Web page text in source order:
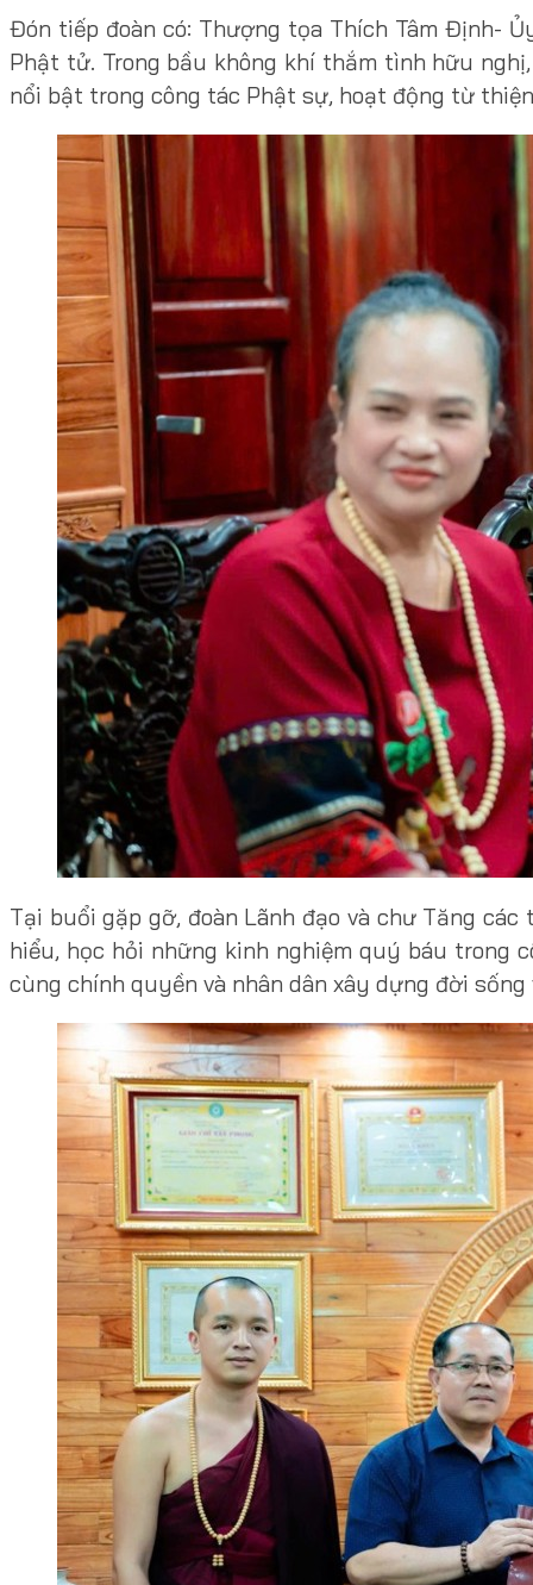
Đón tiếp đoàn có: Thượng tọa Thích Tâm Định-
Phật tử. Trong bầu không khí thắm tình hữu
nổi bật trong công tác Phật sự, hoạt động từ
Tại buổi gặp gỡ, đoàn Lãnh đạo và chư Tăng
hiểu, học hỏi những kinh nghiệm quý báu trong
cùng chính quyền và nhân dân xây dựng đời